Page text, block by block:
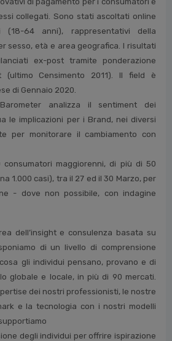
collegati. Sono stati ascoltati online
(18-64 anni), rappresentativi della
sesso, età e area geografica. I risultati
ex-post tramite ponderazione
Censimento 2011). Il field è
di Gennaio 2020.
analizza il sentiment dei
le implicazioni per i Brand, nei diversi
per monitorare il cambiamento con
consumatori maggiorenni, di più di 50
1.000 casi), tra il 27 ed il 30 Marzo, per
- dove non possibile, con indagine
dell’insight e consulenza basata su
di un livello di comprensione
gli individui pensano, provano e di
globale e locale, in più di 90 mercati.
dei nostri professionisti, le nostre
e la tecnologia con i nostri modelli
degli individui per offrire ispirazione